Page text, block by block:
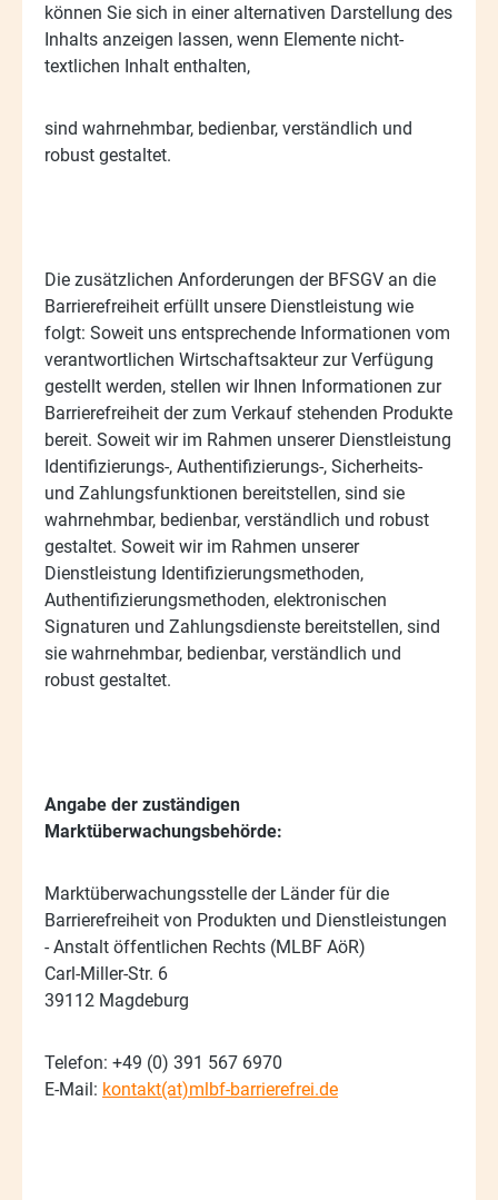
können Sie sich in einer alternativen Darstellung des
Inhalts anzeigen lassen, wenn Elemente nicht-
textlichen Inhalt enthalten,
sind wahrnehmbar, bedienbar, verständlich und
robust gestaltet.
Die zusätzlichen Anforderungen der BFSGV an die
Barrierefreiheit erfüllt unsere Dienstleistung wie
folgt: Soweit uns entsprechende Informationen vom
verantwortlichen Wirtschaftsakteur zur Verfügung
gestellt werden, stellen wir Ihnen Informationen zur
Barrierefreiheit der zum Verkauf stehenden Produkte
bereit. Soweit wir im Rahmen unserer Dienstleistung
Identifizierungs-, Authentifizierungs-, Sicherheits-
und Zahlungsfunktionen bereitstellen, sind sie
wahrnehmbar, bedienbar, verständlich und robust
gestaltet. Soweit wir im Rahmen unserer
Dienstleistung Identifizierungsmethoden,
Authentifizierungsmethoden, elektronischen
Signaturen und Zahlungsdienste bereitstellen, sind
sie wahrnehmbar, bedienbar, verständlich und
robust gestaltet.
Angabe der zuständigen
Marktüberwachungsbehörde:
Marktüberwachungsstelle der Länder für die
Barrierefreiheit von Produkten und Dienstleistungen
- Anstalt öffentlichen Rechts (MLBF AöR)
Carl-Miller-Str. 6
39112 Magdeburg
Telefon: +49 (0) 391 567 6970
E-​Mail: kontakt(at)mlbf-barrierefrei.de